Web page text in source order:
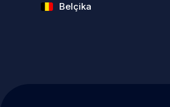
Belçika